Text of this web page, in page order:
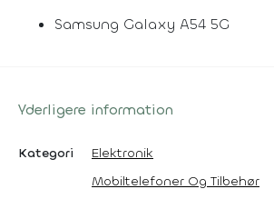
Samsung Galaxy A54 5G
Yderligere information
Kategori
Elektronik
Mobiltelefoner Og Tilbehør